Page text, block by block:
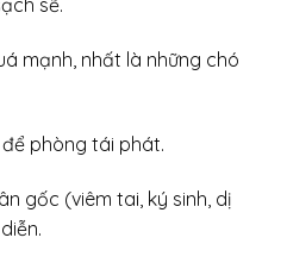
sẽ.
mạnh, nhất là những chó
phòng tái phát.
gốc (viêm tai, ký sinh, dị